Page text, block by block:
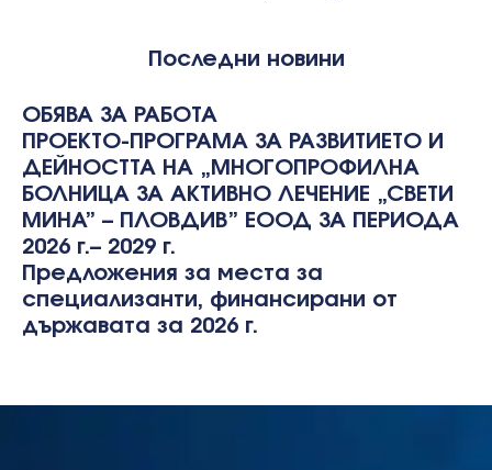
Последни новини
ОБЯВА ЗА РАБОТА
ПРОЕКТО-ПРОГРАМА ЗА РАЗВИТИЕТО И
ДЕЙНОСТТА НА „МНОГОПРОФИЛНА
БОЛНИЦА ЗА АКТИВНО ЛЕЧЕНИЕ „СВЕТИ
МИНА” – ПЛОВДИВ” ЕООД ЗА ПЕРИОДА
2026 г.– 2029 г.
Предложения за места за
специализанти, финансирани от
държавата за 2026 г.